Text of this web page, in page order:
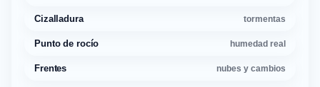
Cizalladura tormentas
Punto de rocío humedad real
Frentes nubes y cambios